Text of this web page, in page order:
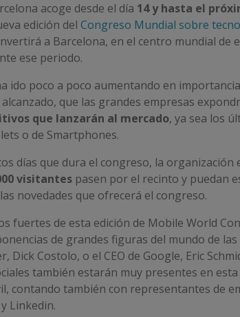
acoge desde el día 14 y hasta el
edición del Congreso Mundial sobre
a Barcelona, en el centro mundial de
ese periodo.
ido poco a poco aumentando en
que las grandes empresas
que lanzarán al mercado, ya sea los
o de Smartphones.
días que dura el congreso, la organización
visitantes pasen por el recinto y puedan
novedades que ofrecerá el congreso.
fuertes de esta edición de Mobile World
de grandes figuras del mundo de
Dick Costolo, o el CEO de Google, Eric
también estarán muy presentes en
contando también con representantes de
Linkedin.